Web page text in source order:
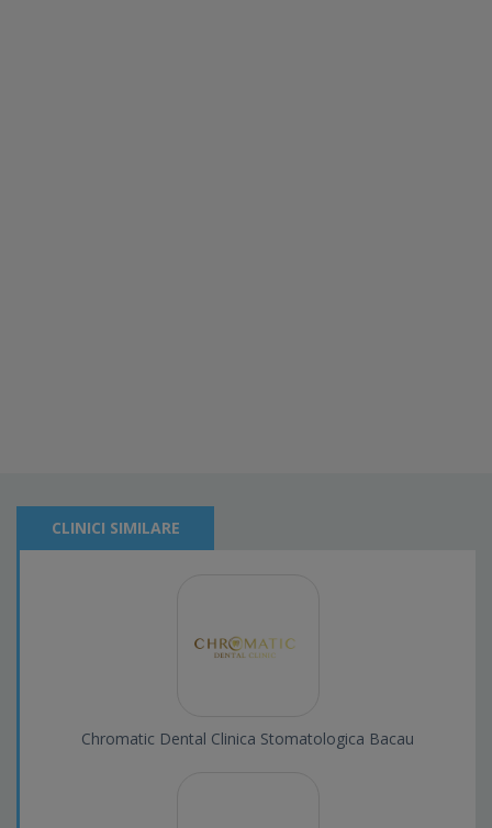
CLINICI SIMILARE
Chromatic Dental Clinica Stomatologica Bacau